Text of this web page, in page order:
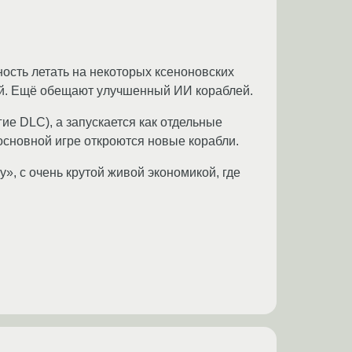
летать на некоторых ксеноновских
Ещё обещают улучшенный ИИ кораблей.
DLC), а запускается как отдельные
игре откроются новые корабли.
с очень крутой живой экономикой, где